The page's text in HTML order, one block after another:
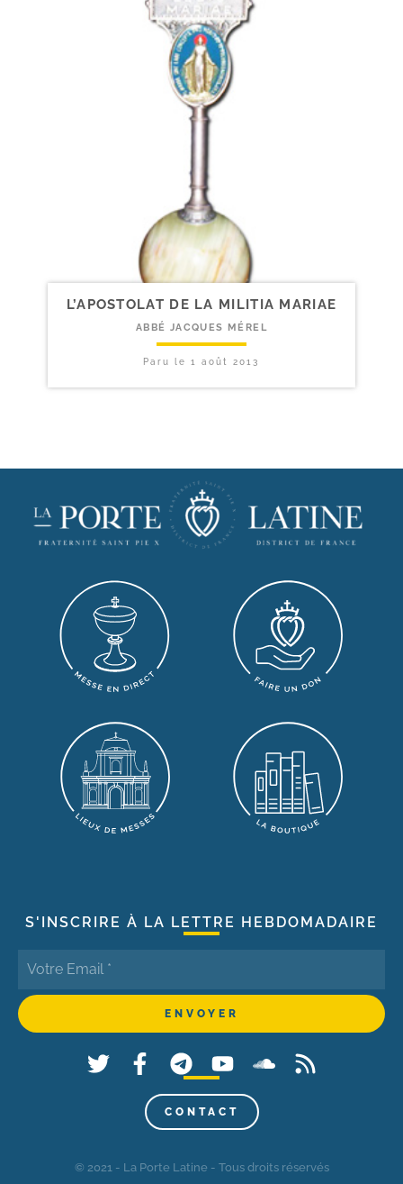
L’APOSTOLAT DE LA MILITIA MARIAE
ABBÉ JACQUES MÉREL
Paru le1 août 2013
S'INSCRIRE À LA LETTRE HEBDOMADAIRE
CONTACT
© 2021 - La Porte Latine - Tous droits réservés